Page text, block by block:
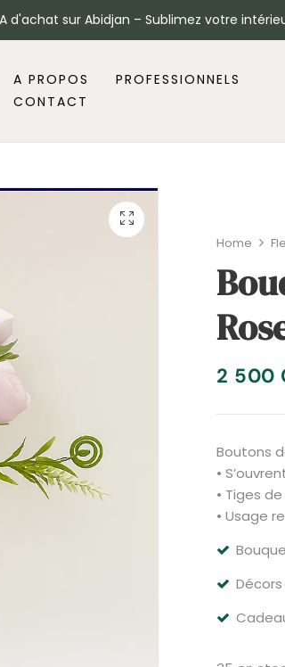
d'achat sur Abidjan – Sublimez votre
A PROPOS
PROFESSIONNELS
CONTACT
Home
2 500
Boutons
•
• Tiges
• Usage